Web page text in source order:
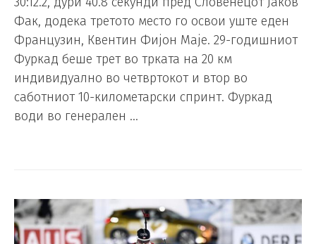
Фак, додека третото место го освои уште еден
Французин, Квентин Фијон Маје. 29-годишниот
Фуркад беше трет во трката на 20 км
индивидуално во четвртокот и втор во
саботниот 10-километарски спринт. Фуркад
води во генерален …